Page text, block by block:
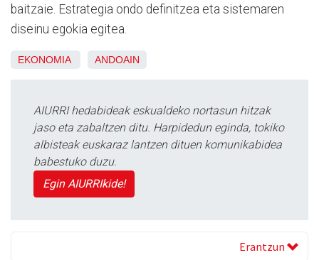
baitzaie. Estrategia ondo definitzea eta sistemaren
diseinu egokia egitea.
EKONOMIA ANDOAIN
AIURRI hedabideak eskualdeko nortasun hitzak
jaso eta zabaltzen ditu. Harpidedun eginda, tokiko
albisteak euskaraz lantzen dituen komunikabidea
babestuko duzu.
Egin AIURRIkide!
Erantzun